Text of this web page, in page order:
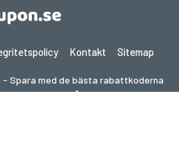
Kontakt Sitemap
- Spara med de bästa rabattkoderna
förbehållna.